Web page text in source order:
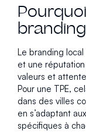
Le branding
et une
valeurs et
Pour une TPE,
dans des villes
en s’adaptant
spécifiques à